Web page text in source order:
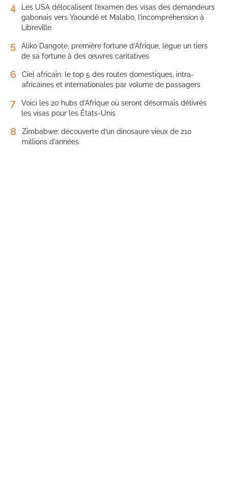
4
Les USA délocalisent l’examen des visas des demandeurs
gabonais vers Yaoundé et Malabo, l’incompréhension à
Libreville
5
Aliko Dangote, première fortune d’Afrique, lègue un tiers
de sa fortune à des œuvres caritatives
6
Ciel africain: le top 5 des routes domestiques, intra-
africaines et internationales par volume de passagers
7
Voici les 20 hubs d’Afrique où seront désormais délivrés
les visas pour les États-Unis
8
Zimbabwe: découverte d’un dinosaure vieux de 210
millions d’années